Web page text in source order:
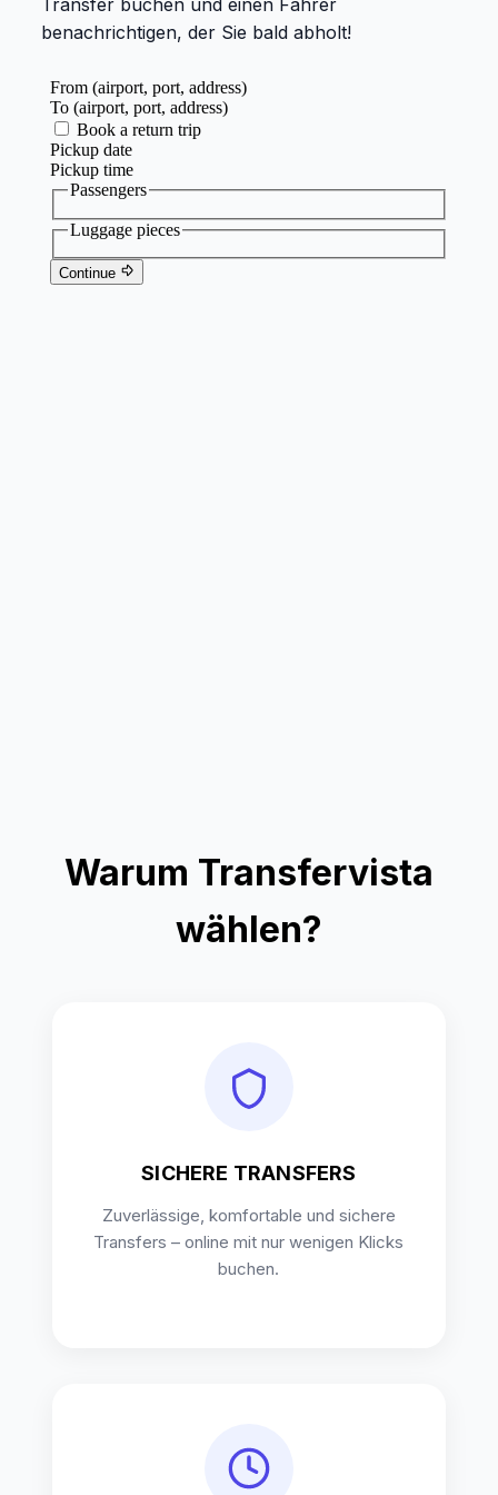
Transfer buchen und einen Fahrer
benachrichtigen, der Sie bald abholt!
Warum Transfervista
wählen?
SICHERE TRANSFERS
Zuverlässige, komfortable und sichere
Transfers – online mit nur wenigen Klicks
buchen.